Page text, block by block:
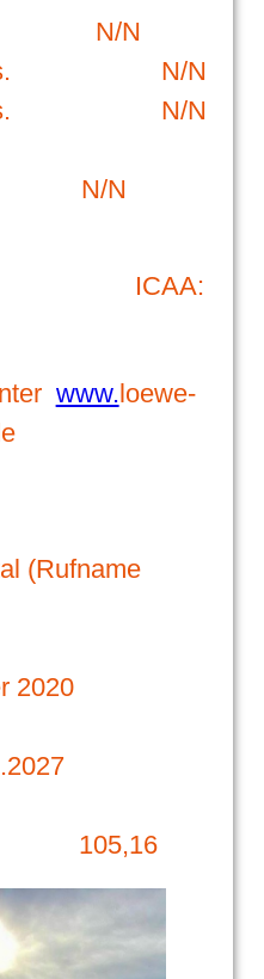
N/N
N/N
N/N
N/N
ED 0
www.loewe-
(Rufname
2020
105,16